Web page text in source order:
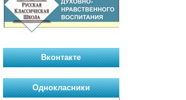
Вконтакте
Однокласники